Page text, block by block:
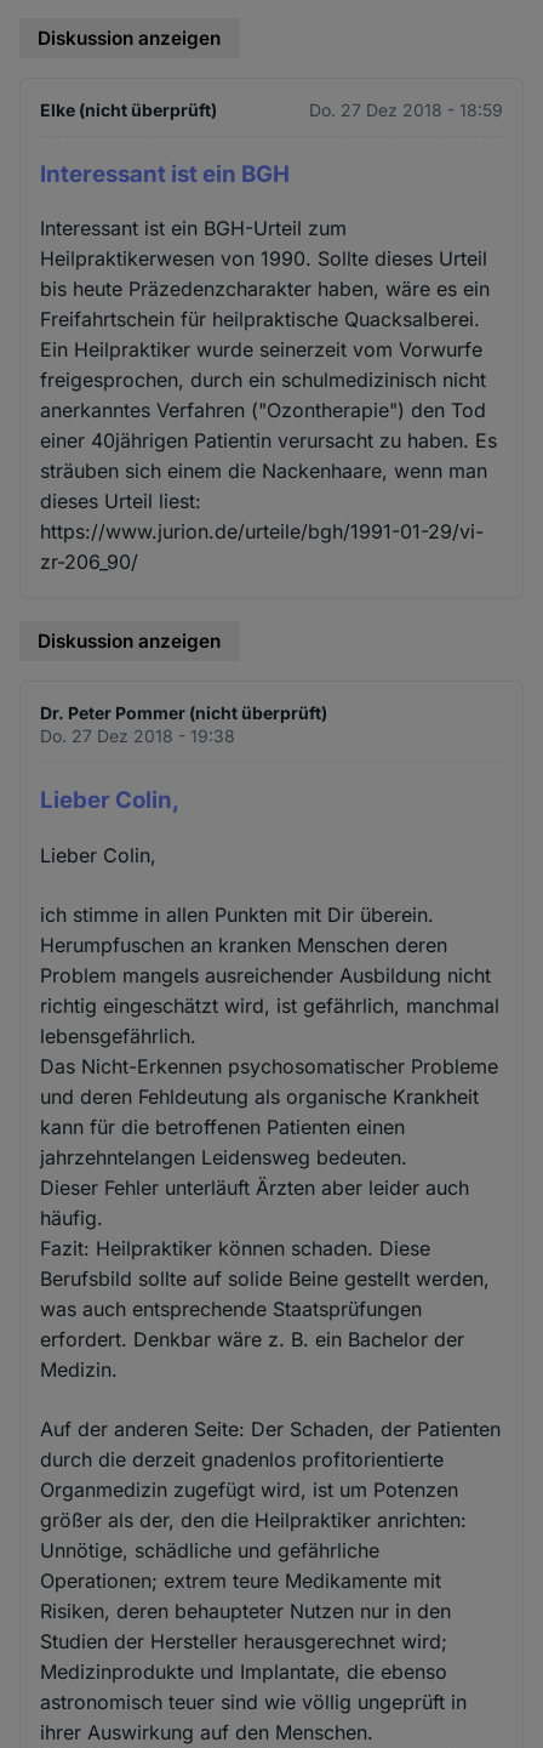
Diskussion anzeigen
Elke (nicht überprüft) Do. 27 Dez 2018 - 18:59
Interessant ist ein BGH
Interessant ist ein BGH-Urteil zum
Heilpraktikerwesen von 1990. Sollte dieses Urteil
bis heute Präzedenzcharakter haben, wäre es ein
Freifahrtschein für heilpraktische Quacksalberei.
Ein Heilpraktiker wurde seinerzeit vom Vorwurfe
freigesprochen, durch ein schulmedizinisch nicht
anerkanntes Verfahren ("Ozontherapie") den Tod
einer 40jährigen Patientin verursacht zu haben. Es
sträuben sich einem die Nackenhaare, wenn man
dieses Urteil liest:
https://www.jurion.de/urteile/bgh/1991-01-29/vi-
zr-206_90/
Diskussion anzeigen
Dr. Peter Pommer (nicht überprüft)
Do. 27 Dez 2018 - 19:38
Lieber Colin,
Lieber Colin,
ich stimme in allen Punkten mit Dir überein.
Herumpfuschen an kranken Menschen deren
Problem mangels ausreichender Ausbildung nicht
richtig eingeschätzt wird, ist gefährlich, manchmal
lebensgefährlich.
Das Nicht-Erkennen psychosomatischer Probleme
und deren Fehldeutung als organische Krankheit
kann für die betroffenen Patienten einen
jahrzehntelangen Leidensweg bedeuten.
Dieser Fehler unterläuft Ärzten aber leider auch
häufig.
Fazit: Heilpraktiker können schaden. Diese
Berufsbild sollte auf solide Beine gestellt werden,
was auch entsprechende Staatsprüfungen
erfordert. Denkbar wäre z. B. ein Bachelor der
Medizin.
Auf der anderen Seite: Der Schaden, der Patienten
durch die derzeit gnadenlos profitorientierte
Organmedizin zugefügt wird, ist um Potenzen
größer als der, den die Heilpraktiker anrichten:
Unnötige, schädliche und gefährliche
Operationen; extrem teure Medikamente mit
Risiken, deren behaupteter Nutzen nur in den
Studien der Hersteller herausgerechnet wird;
Medizinprodukte und Implantate, die ebenso
astronomisch teuer sind wie völlig ungeprüft in
ihrer Auswirkung auf den Menschen.